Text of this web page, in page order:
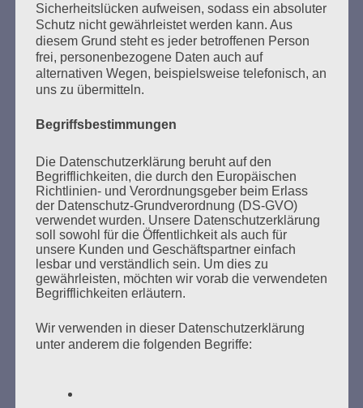
MARATHONLESUNG AUS DEN
VERBRANNTEN BÜCHERN
Donnerstag, 21. Mai 2026, 11 – 18 Uhr
Zum 26. Mal gibt es eine Marathonlesung anlässlich
des Gedenkens an die Verbrennung von Büchern am
Kaifu-Ufer – genau an dem Ort, wo im Mai 1933 NS-
Studentenorganisationen und Burschenschaftler
Bücher verbrannten.
Weitere Informationen:lesezeichen-setzen.de
Sicherheitslücken aufweisen, sodass ein absoluter
Schutz nicht gewährleistet werden kann. Aus
diesem Grund steht es jeder betroffenen Person
frei, personenbezogene Daten auch auf
alternativen Wegen, beispielsweise telefonisch, an
uns zu übermitteln.
Begriffsbestimmungen
Die Datenschutzerklärung beruht auf den
Begrifflichkeiten, die durch den Europäischen
Richtlinien- und Verordnungsgeber beim Erlass
der Datenschutz-Grundverordnung (DS-GVO)
verwendet wurden. Unsere Datenschutzerklärung
soll sowohl für die Öffentlichkeit als auch für
unsere Kunden und Geschäftspartner einfach
lesbar und verständlich sein. Um dies zu
gewährleisten, möchten wir vorab die verwendeten
Begrifflichkeiten erläutern.
Wir verwenden in dieser Datenschutzerklärung
unter anderem die folgenden Begriffe: